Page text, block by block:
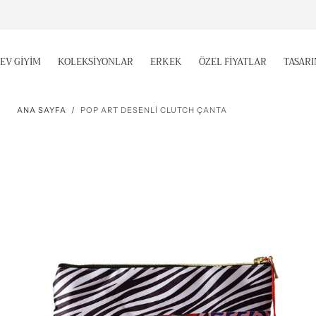
EV GİYİM KOLEKSİYONLAR ERKEK ÖZEL FİYATLAR
ANA SAYFA / POP ART DESENLİ CLUTCH ÇANTA